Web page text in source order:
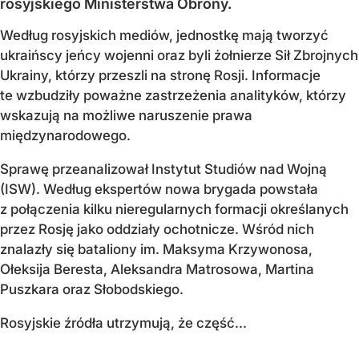
rosyjskiego Ministerstwa Obrony.
Według rosyjskich mediów, jednostkę mają tworzyć
ukraińscy jeńcy wojenni oraz byli żołnierze Sił Zbrojnych
Ukrainy, którzy przeszli na stronę Rosji. Informacje
te wzbudziły poważne zastrzeżenia analityków, którzy
wskazują na możliwe naruszenie prawa
międzynarodowego.
Sprawę przeanalizował Instytut Studiów nad Wojną
(ISW). Według ekspertów nowa brygada powstała
z połączenia kilku nieregularnych formacji określanych
przez Rosję jako oddziały ochotnicze. Wśród nich
znalazły się bataliony im. Maksyma Krzywonosa,
Ołeksija Beresta, Aleksandra Matrosowa, Martina
Puszkara oraz Słobodskiego.
Rosyjskie źródła utrzymują, że część...